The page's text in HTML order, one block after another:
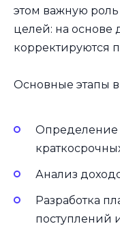
этом важную роль
целей: на основе
корректируются
Основные этапы
Определение
Анализ
Разработка
поступлений